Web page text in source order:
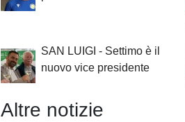
SAN LUIGI - Settimo è il
nuovo vice presidente
Altre notizie